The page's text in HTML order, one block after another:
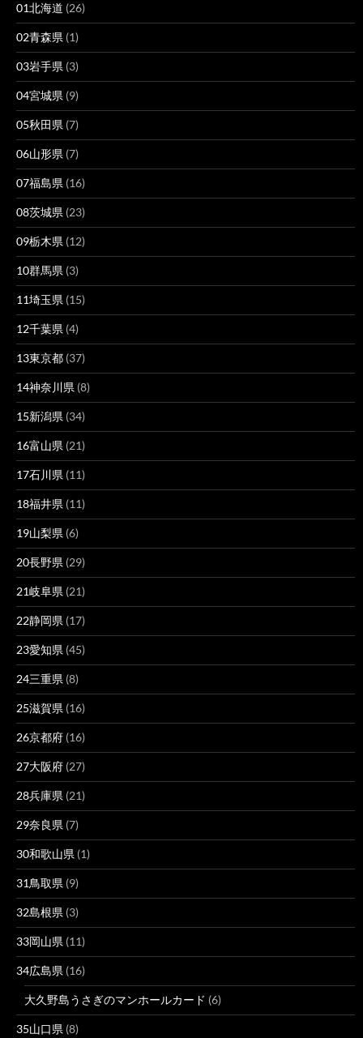
01北海道 (26)
02青森県 (1)
03岩手県 (3)
04宮城県 (9)
05秋田県 (7)
06山形県 (7)
07福島県 (16)
08茨城県 (23)
09栃木県 (12)
10群馬県 (3)
11埼玉県 (15)
12千葉県 (4)
13東京都 (37)
14神奈川県 (8)
15新潟県 (34)
16富山県 (21)
17石川県 (11)
18福井県 (11)
19山梨県 (6)
20長野県 (29)
21岐阜県 (21)
22静岡県 (17)
23愛知県 (45)
24三重県 (8)
25滋賀県 (16)
26京都府 (16)
27大阪府 (27)
28兵庫県 (21)
29奈良県 (7)
30和歌山県 (1)
31鳥取県 (9)
32島根県 (3)
33岡山県 (11)
34広島県 (16)
大久野島うさぎのマンホールカード (6)
35山口県 (8)